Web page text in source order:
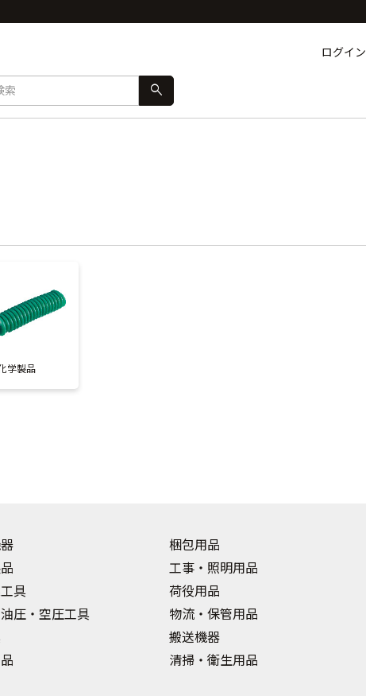
ログイン
search
学製品
具
圧・空圧工具
梱包用品
工事・照明用品
荷役用品
物流・保管用品
搬送機器
清掃・衛生用品